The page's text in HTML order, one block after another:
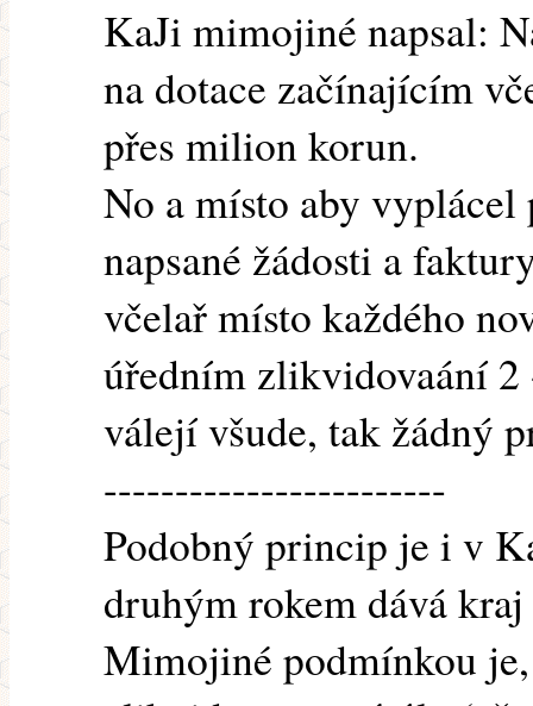
KaJi mimojiné napsal:
na dotace začínajícím
přes milion korun.
No a místo aby vyplácel
napsané žádosti a
včelař místo každého
úředním zlikvidovaání
válejí všude, tak žádný
------------------------
Podobný princip je i v
druhým rokem dává
Mimojiné podmínkou